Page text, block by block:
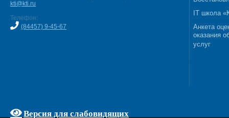
kti@kti.ru
Телефон:
(84457) 9-45-67
Версия для слабовидящих
IT школа
Анкета
оказания
услуг